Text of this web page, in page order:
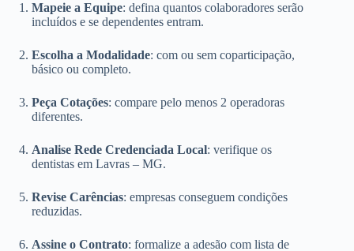
Mapeie a Equipe: defina quantos colaboradores serão
incluídos e se dependentes entram.
Escolha a Modalidade: com ou sem coparticipação,
básico ou completo.
Peça Cotações: compare pelo menos 2 operadoras
diferentes.
Analise Rede Credenciada Local: verifique os
dentistas em Lavras – MG.
Revise Carências: empresas conseguem condições
reduzidas.
Assine o Contrato: formalize a adesão com lista de